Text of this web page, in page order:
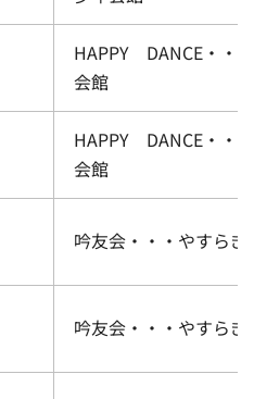
HAPPY DANCE・・
会館
HAPPY DANCE・・
会館
吟友会・・・やすらぎ
吟友会・・・やすらぎ